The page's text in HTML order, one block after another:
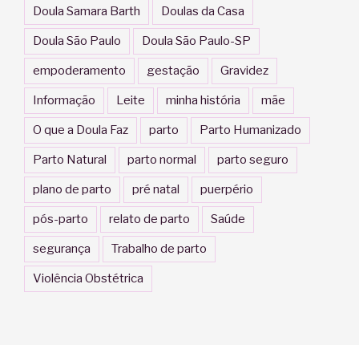
Doula Samara Barth Doulas da Casa
Doula São Paulo Doula São Paulo-SP
empoderamento gestação Gravidez
Informação Leite minha história mãe
O que a Doula Faz parto Parto Humanizado
Parto Natural parto normal parto seguro
plano de parto pré natal puerpério
pós-parto relato de parto Saúde
segurança Trabalho de parto
Violência Obstétrica